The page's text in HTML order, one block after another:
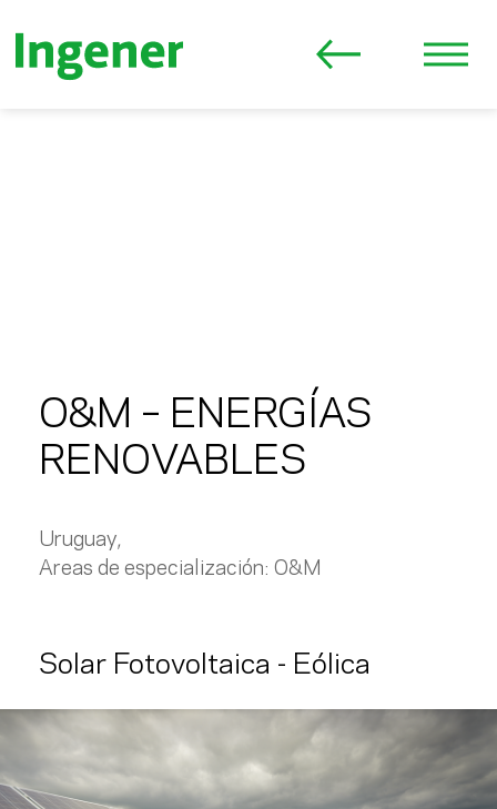
O&M – ENERGÍAS
RENOVABLES
Uruguay,
Areas de especialización:O&M
Solar Fotovoltaica - Eólica